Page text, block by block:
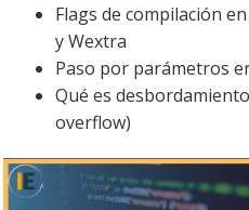
Flags de compilación
y Wextra
Paso por parámetros
Qué es
overflow)